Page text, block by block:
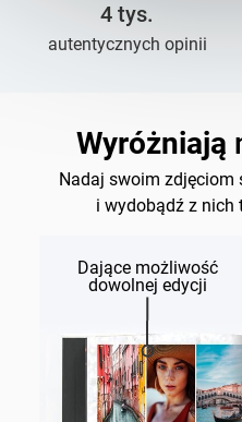
4 tys.
autentycznych opinii
Wyróżniają
Nadaj swoim zdjęciom
i wydobądź z nich
Dające możliwość
dowolnej edycji